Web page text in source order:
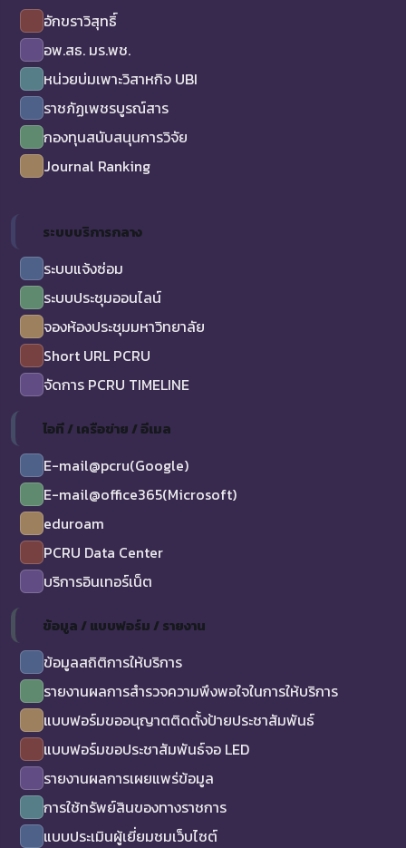
อักขราวิสุทธิ์
อพ.สธ. มร.พช.
หน่วยบ่มเพาะวิสาหกิจ UBI
ราชภัฏเพชรบูรณ์สาร
กองทุนสนับสนุนการวิจัย
Journal Ranking
ระบบบริการกลาง
ระบบแจ้งซ่อม
ระบบประชุมออนไลน์
จองห้องประชุมมหาวิทยาลัย
Short URL PCRU
จัดการ PCRU TIMELINE
ไอที / เครือข่าย / อีเมล
E-mail@pcru(Google)
E-mail@office365(Microsoft)
eduroam
PCRU Data Center
บริการอินเทอร์เน็ต
ข้อมูล / แบบฟอร์ม / รายงาน
ข้อมูลสถิติการให้บริการ
รายงานผลการสำรวจความพึงพอใจในการให้บริการ
แบบฟอร์มขออนุญาตติดตั้งป้ายประชาสัมพันธ์
แบบฟอร์มขอประชาสัมพันธ์จอ LED
รายงานผลการเผยแพร่ข้อมูล
การใช้ทรัพย์สินของทางราชการ
แบบประเมินผู้เยี่ยมชมเว็บไซต์